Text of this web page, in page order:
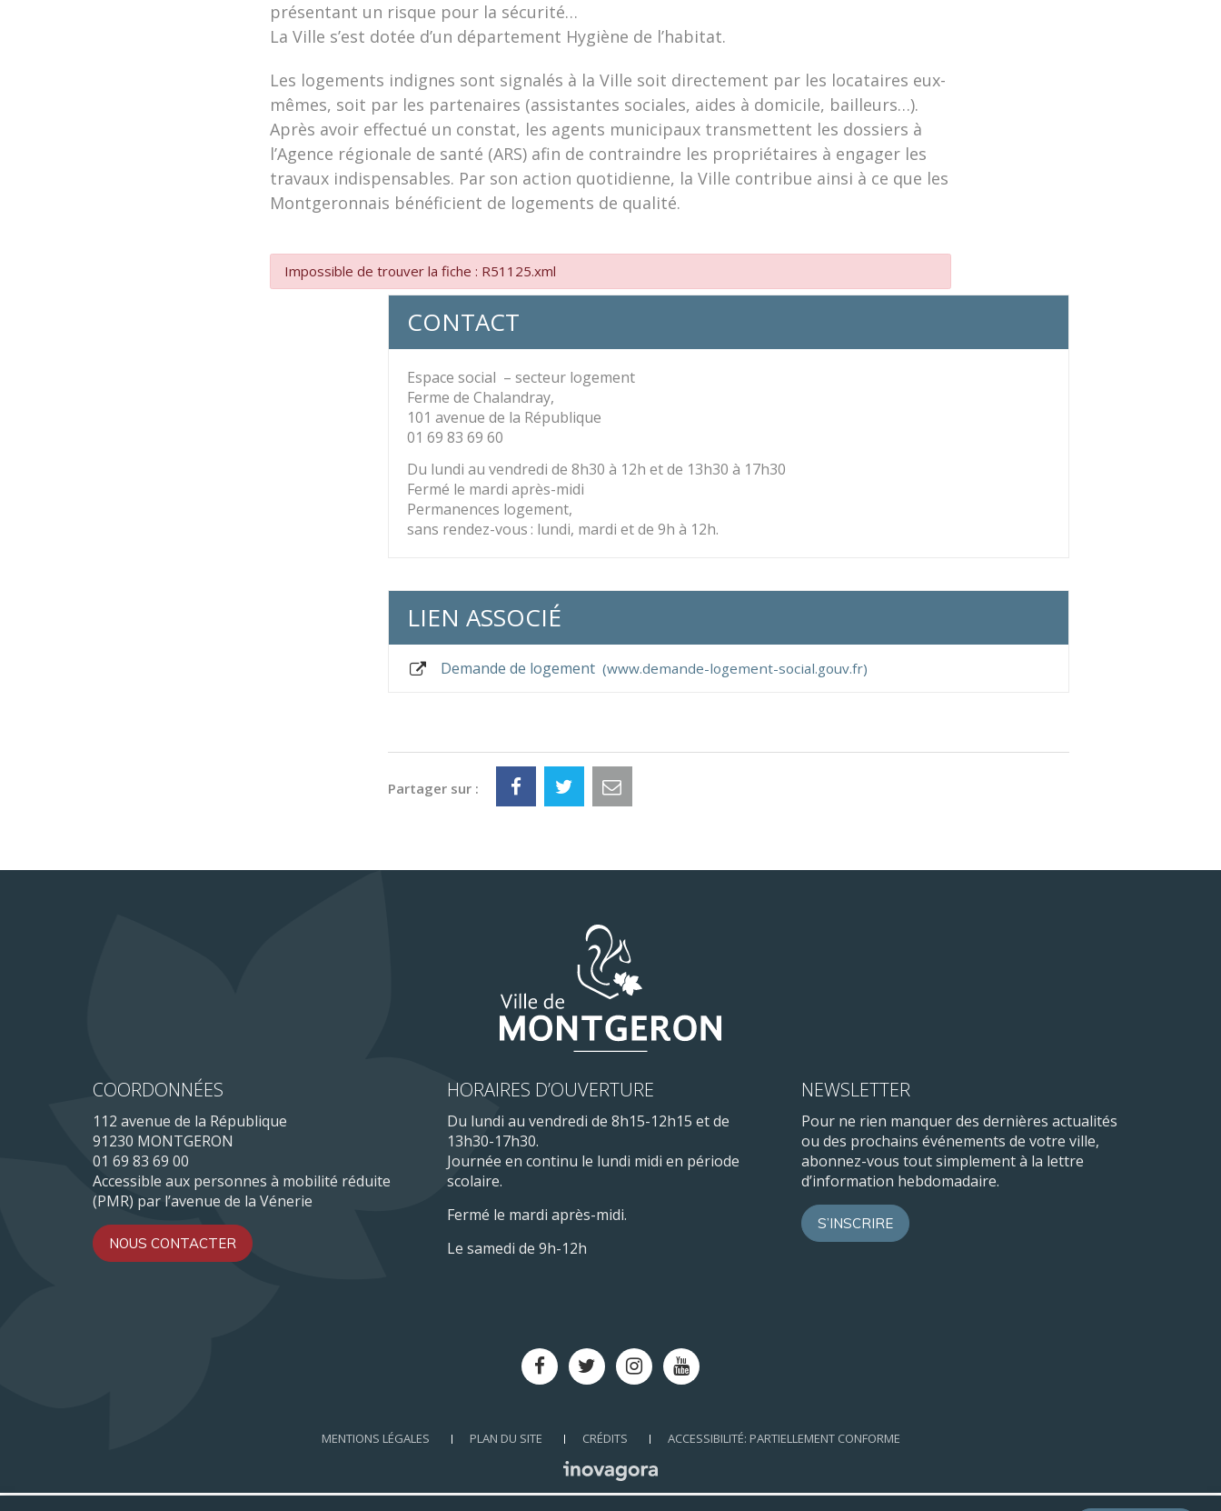
présentant un risque pour la sécurité…
La Ville s’est dotée d’un département Hygiène de l’habitat.
Les logements indignes sont signalés à la Ville soit directement par les locataires eux-
mêmes, soit par les partenaires (assistantes sociales, aides à domicile, bailleurs…).
Après avoir effectué un constat, les agents municipaux transmettent les dossiers à
l’Agence régionale de santé (ARS) afin de contraindre les propriétaires à engager les
travaux indispensables. Par son action quotidienne, la Ville contribue ainsi à ce que les
Montgeronnais bénéficient de logements de qualité.
Impossible de trouver la fiche : R51125.xml
CONTACT
Espace social – secteur logement
Ferme de Chalandray,
101 avenue de la République
01 69 83 69 60
Du lundi au vendredi de 8h30 à 12h et de 13h30 à 17h30
Fermé le mardi après-midi
Permanences logement,
sans rendez-vous : lundi, mardi et de 9h à 12h.
LIEN ASSOCIÉ
Demande de logement www.demande-logement-social.gouv.fr
Partager sur :
COORDONNÉES
112 avenue de la République
91230 MONTGERON
01 69 83 69 00
Accessible aux personnes à mobilité réduite
(PMR) par l’avenue de la Vénerie
NOUS CONTACTER
HORAIRES D’OUVERTURE
Du lundi au vendredi de 8h15-12h15 et de
13h30-17h30.
Journée en continu le lundi midi en période
scolaire.
Fermé le mardi après-midi.
Le samedi de 9h-12h
NEWSLETTER
Pour ne rien manquer des dernières actualités
ou des prochains événements de votre ville,
abonnez-vous tout simplement à la lettre
d’information hebdomadaire.
S’INSCRIRE
Lien
vers
Facebook
Lien
vers
Twitter
Lien
vers
Instagram
Lien
vers
Youtube
MENTIONS LÉGALES PLAN DU SITE CRÉDITS ACCESSIBILITÉ: PARTIELLEMENT CONFORME